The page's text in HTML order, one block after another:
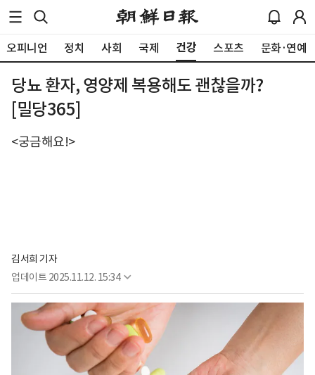
오피니언 정치 사회 국제 건강 스포츠 문화·연예
당뇨 환자, 영양제 복용해도 괜찮을까?
[밀당365]
<궁금해요!>
김서희 기자
업데이트 2025.11.12. 15:34